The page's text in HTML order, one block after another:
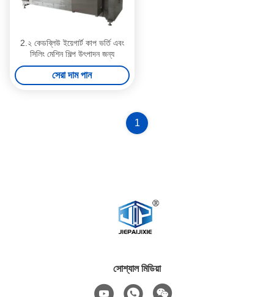
2.২ কেডব্লিউ ইয়েগার্ট কাপ ভর্তি এবং
সিলিং মেশিন শিল্প উৎপাদন জন্য
সেরা দাম পান
1
সোশ্যাল মিডিয়া